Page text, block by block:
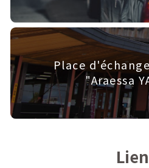
Place
"Araessa